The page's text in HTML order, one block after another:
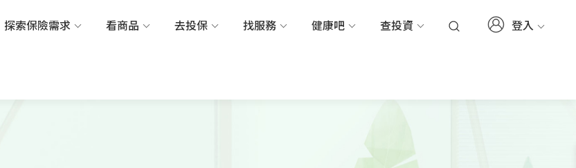
探索保險需求 看商品 去投保 找服務 健康吧 查投資 登入